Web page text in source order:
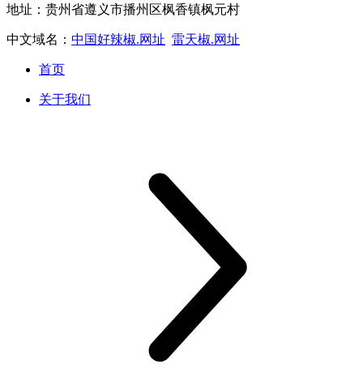
地址：贵州省遵义市播州区枫香镇枫元村
中文域名： 中国好辣椒.网址 雷天椒.网址
首页
关于我们